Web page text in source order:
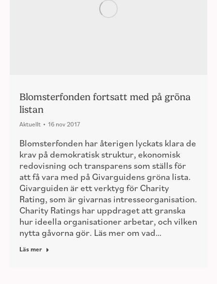
Blomsterfonden fortsatt med på gröna
listan
Aktuellt 16 nov 2017
Blomsterfonden har återigen lyckats klara de
krav på demokratisk struktur, ekonomisk
redovisning och transparens som ställs för
att få vara med på Givarguidens gröna lista.
Givarguiden är ett verktyg för Charity
Rating, som är givarnas intresseorganisation.
Charity Ratings har uppdraget att granska
hur ideella organisationer arbetar, och vilken
nytta gåvorna gör. Läs mer om vad…
Läs mer